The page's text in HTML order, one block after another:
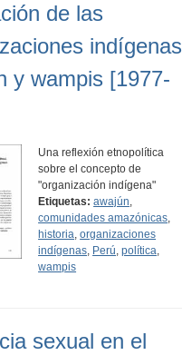
de las
indígenas
y wampis [1977-
Una reflexión etnopolítica
sobre el concepto de
"organización indígena"
Etiquetas: awajún,
comunidades amazónicas,
historia,organizaciones
indígenas, Perú,política,
wampis
sexual en el